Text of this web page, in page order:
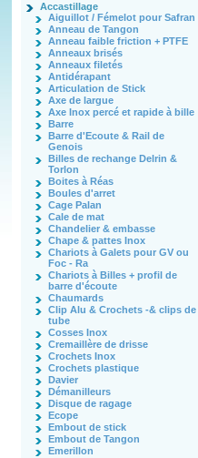
Accastillage
Aiguillot / Fémelot pour Safran
Anneau de Tangon
Anneau faible friction + PTFE
Anneaux brisés
Anneaux filetés
Antidérapant
Articulation de Stick
Axe de largue
Axe Inox percé et rapide à bille
Barre
Barre d'Ecoute & Rail de
Genois
Billes de rechange Delrin &
Torlon
Boites à Réas
Boules d'arret
Cage Palan
Cale de mat
Chandelier & embasse
Chape & pattes Inox
Chariots à Galets pour GV ou
Foc - Ra
Chariots à Billes + profil de
barre d'écoute
Chaumards
Clip Alu & Crochets -& clips de
tube
Cosses Inox
Cremaillère de drisse
Crochets Inox
Crochets plastique
Davier
Démanilleurs
Disque de ragage
Ecope
Embout de stick
Embout de Tangon
Emerillon